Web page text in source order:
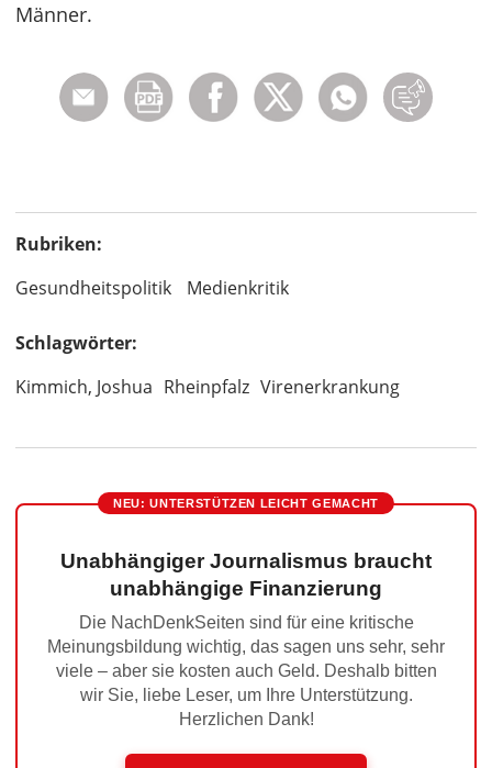
Männer.
Rubriken:
Gesundheitspolitik
Medienkritik
Schlagwörter:
Kimmich, Joshua Rheinpfalz Virenerkrankung
NEU: UNTERSTÜTZEN LEICHT GEMACHT
Unabhängiger Journalismus braucht
unabhängige Finanzierung
Die NachDenkSeiten sind für eine kritische
Meinungsbildung wichtig, das sagen uns sehr, sehr
viele – aber sie kosten auch Geld. Deshalb bitten
wir Sie, liebe Leser, um Ihre Unterstützung.
Herzlichen Dank!